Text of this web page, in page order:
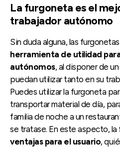
La furgoneta es el
trabajador autónomo
Sin duda alguna, las
herramienta de utilidad
autónomos, al disponer de
puedan utilizar tanto en su
Puedes utilizar la furgoneta
transportar material de día,
familia de noche a un
se tratase. En este aspecto,
ventajas para el usuario,